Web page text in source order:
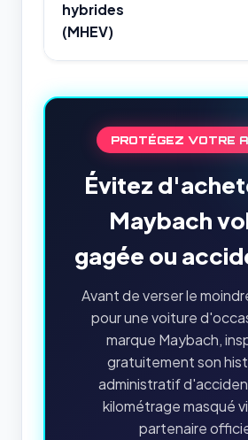
hybrides
(MHEV)
PROTÉGEZ VOTRE
Évitez
Maybach
gagée ou
Avant de verser le
pour une voiture
marque Maybach,
gratuitement son
administratif
kilométrage masqué
partenaire